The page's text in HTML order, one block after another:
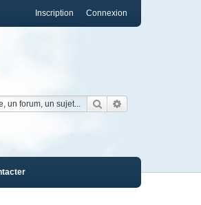
Connexion
Inscription
Rechercher